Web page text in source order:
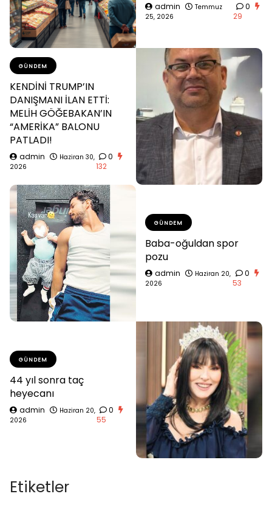
admin
Temmuz
25, 2026
0
29
GÜNDEM
KENDİNİ TRUMP’IN
DANIŞMANI İLAN ETTİ:
MELİH GÖĞEBAKAN’IN
“AMERİKA” BALONU
PATLADI!
admin
Haziran 30,
2026
0
132
GÜNDEM
Baba-oğuldan spor
pozu
admin
Haziran 20,
2026
0
53
GÜNDEM
44 yıl sonra taç
heyecanı
admin
Haziran 20,
2026
0
55
Etiketler